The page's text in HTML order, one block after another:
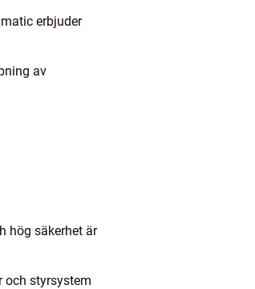
erbjuder
av
hög säkerhet är
och styrsystem